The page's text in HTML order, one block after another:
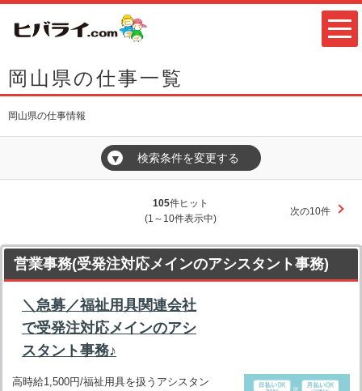
岡山県の仕事一覧
岡山県の仕事情報
▼ 検索条件を変更する
105件ヒット
(1～10件表示中)
次の10件
営業事務(受発注対応メインのアシスタント事務)
＼急募／福祉用具関連会社
で受発注対応メインのアシ
スタント事務♪
高時給1,500円/福祉用具を扱うアシスタン